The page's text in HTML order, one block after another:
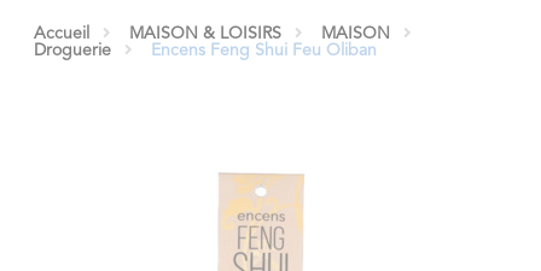
Accueil MAISON & LOISIRS
MAISON
Droguerie
Encens Feng Shui Feu Oliban